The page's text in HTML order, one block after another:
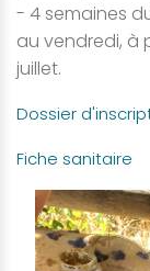
- 4 semaines
au vendredi, à
juillet.
Dossier
Fiche sanitaire